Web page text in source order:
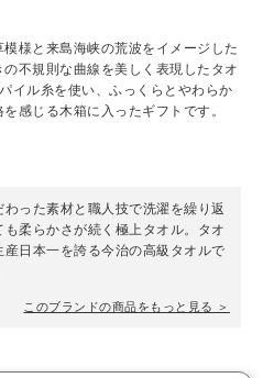
様と来島海峡の荒波をイメージした
不規則な曲線を美しく表現したタオ
イル糸を使い、ふっくらとやわらか
感じる木箱に入ったギフトです。
わった素材と職人技で洗濯を繰り返
も柔らかさが続く極上タオル。タオ
産日本一を誇る今治の高級タオルで
このブランドの商品をもっと見る ＞